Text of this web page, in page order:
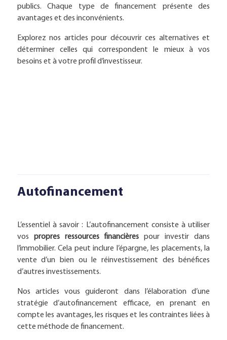
publics. Chaque type de financement présente des
avantages et des inconvénients.
Explorez nos articles pour découvrir ces alternatives et
déterminer celles qui correspondent le mieux à vos
besoins et à votre profil d’investisseur.
Autofinancement
L’essentiel à savoir : L’autofinancement consiste à utiliser
vos propres ressources financières pour investir dans
l’immobilier. Cela peut inclure l’épargne, les placements, la
vente d’un bien ou le réinvestissement des bénéfices
d’autres investissements.
Nos articles vous guideront dans l’élaboration d’une
stratégie d’autofinancement efficace, en prenant en
compte les avantages, les risques et les contraintes liées à
cette méthode de financement.